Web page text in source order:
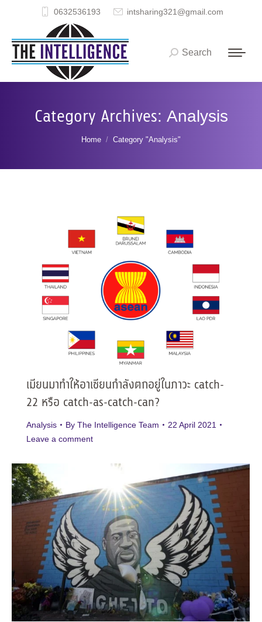
0632536193 intsharing321@gmail.com
Search:
Search
Category Archives: Analysis
You are here:
Home Category "Analysis"
เมียนมาทำให้อาเซียนกำลังตกอยู่ในภาวะ catch-
22 หรือ catch-as-catch-can?
Analysis By The Intelligence Team
22 April 2021
Leave a comment